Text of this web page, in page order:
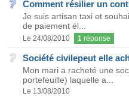
Comment résilier un
Je suis artisan taxi et
de paiement él...
Le 24/08/2010 1 réponse
Société civilepeut elle
Mon mari a racheté une
portefeuille) laquelle a...
Le 13/08/2010